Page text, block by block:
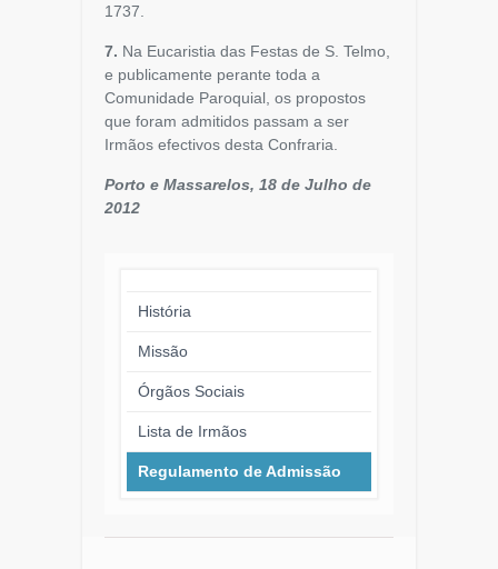
1737.
7. Na Eucaristia das Festas de S. Telmo,
e publicamente perante toda a
Comunidade Paroquial, os propostos
que foram admitidos passam a ser
Irmãos efectivos desta Confraria.
Porto e Massarelos, 18 de Julho de
2012
História
Missão
Órgãos Sociais
Lista de Irmãos
Regulamento de Admissão